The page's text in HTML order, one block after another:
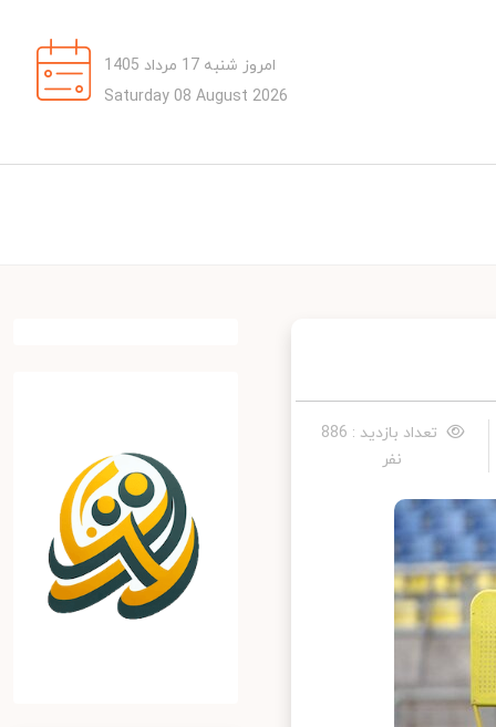
امروز شنبه 17 مرداد 1405
Saturday 08 August 2026
تعداد بازدید : 886
نفر